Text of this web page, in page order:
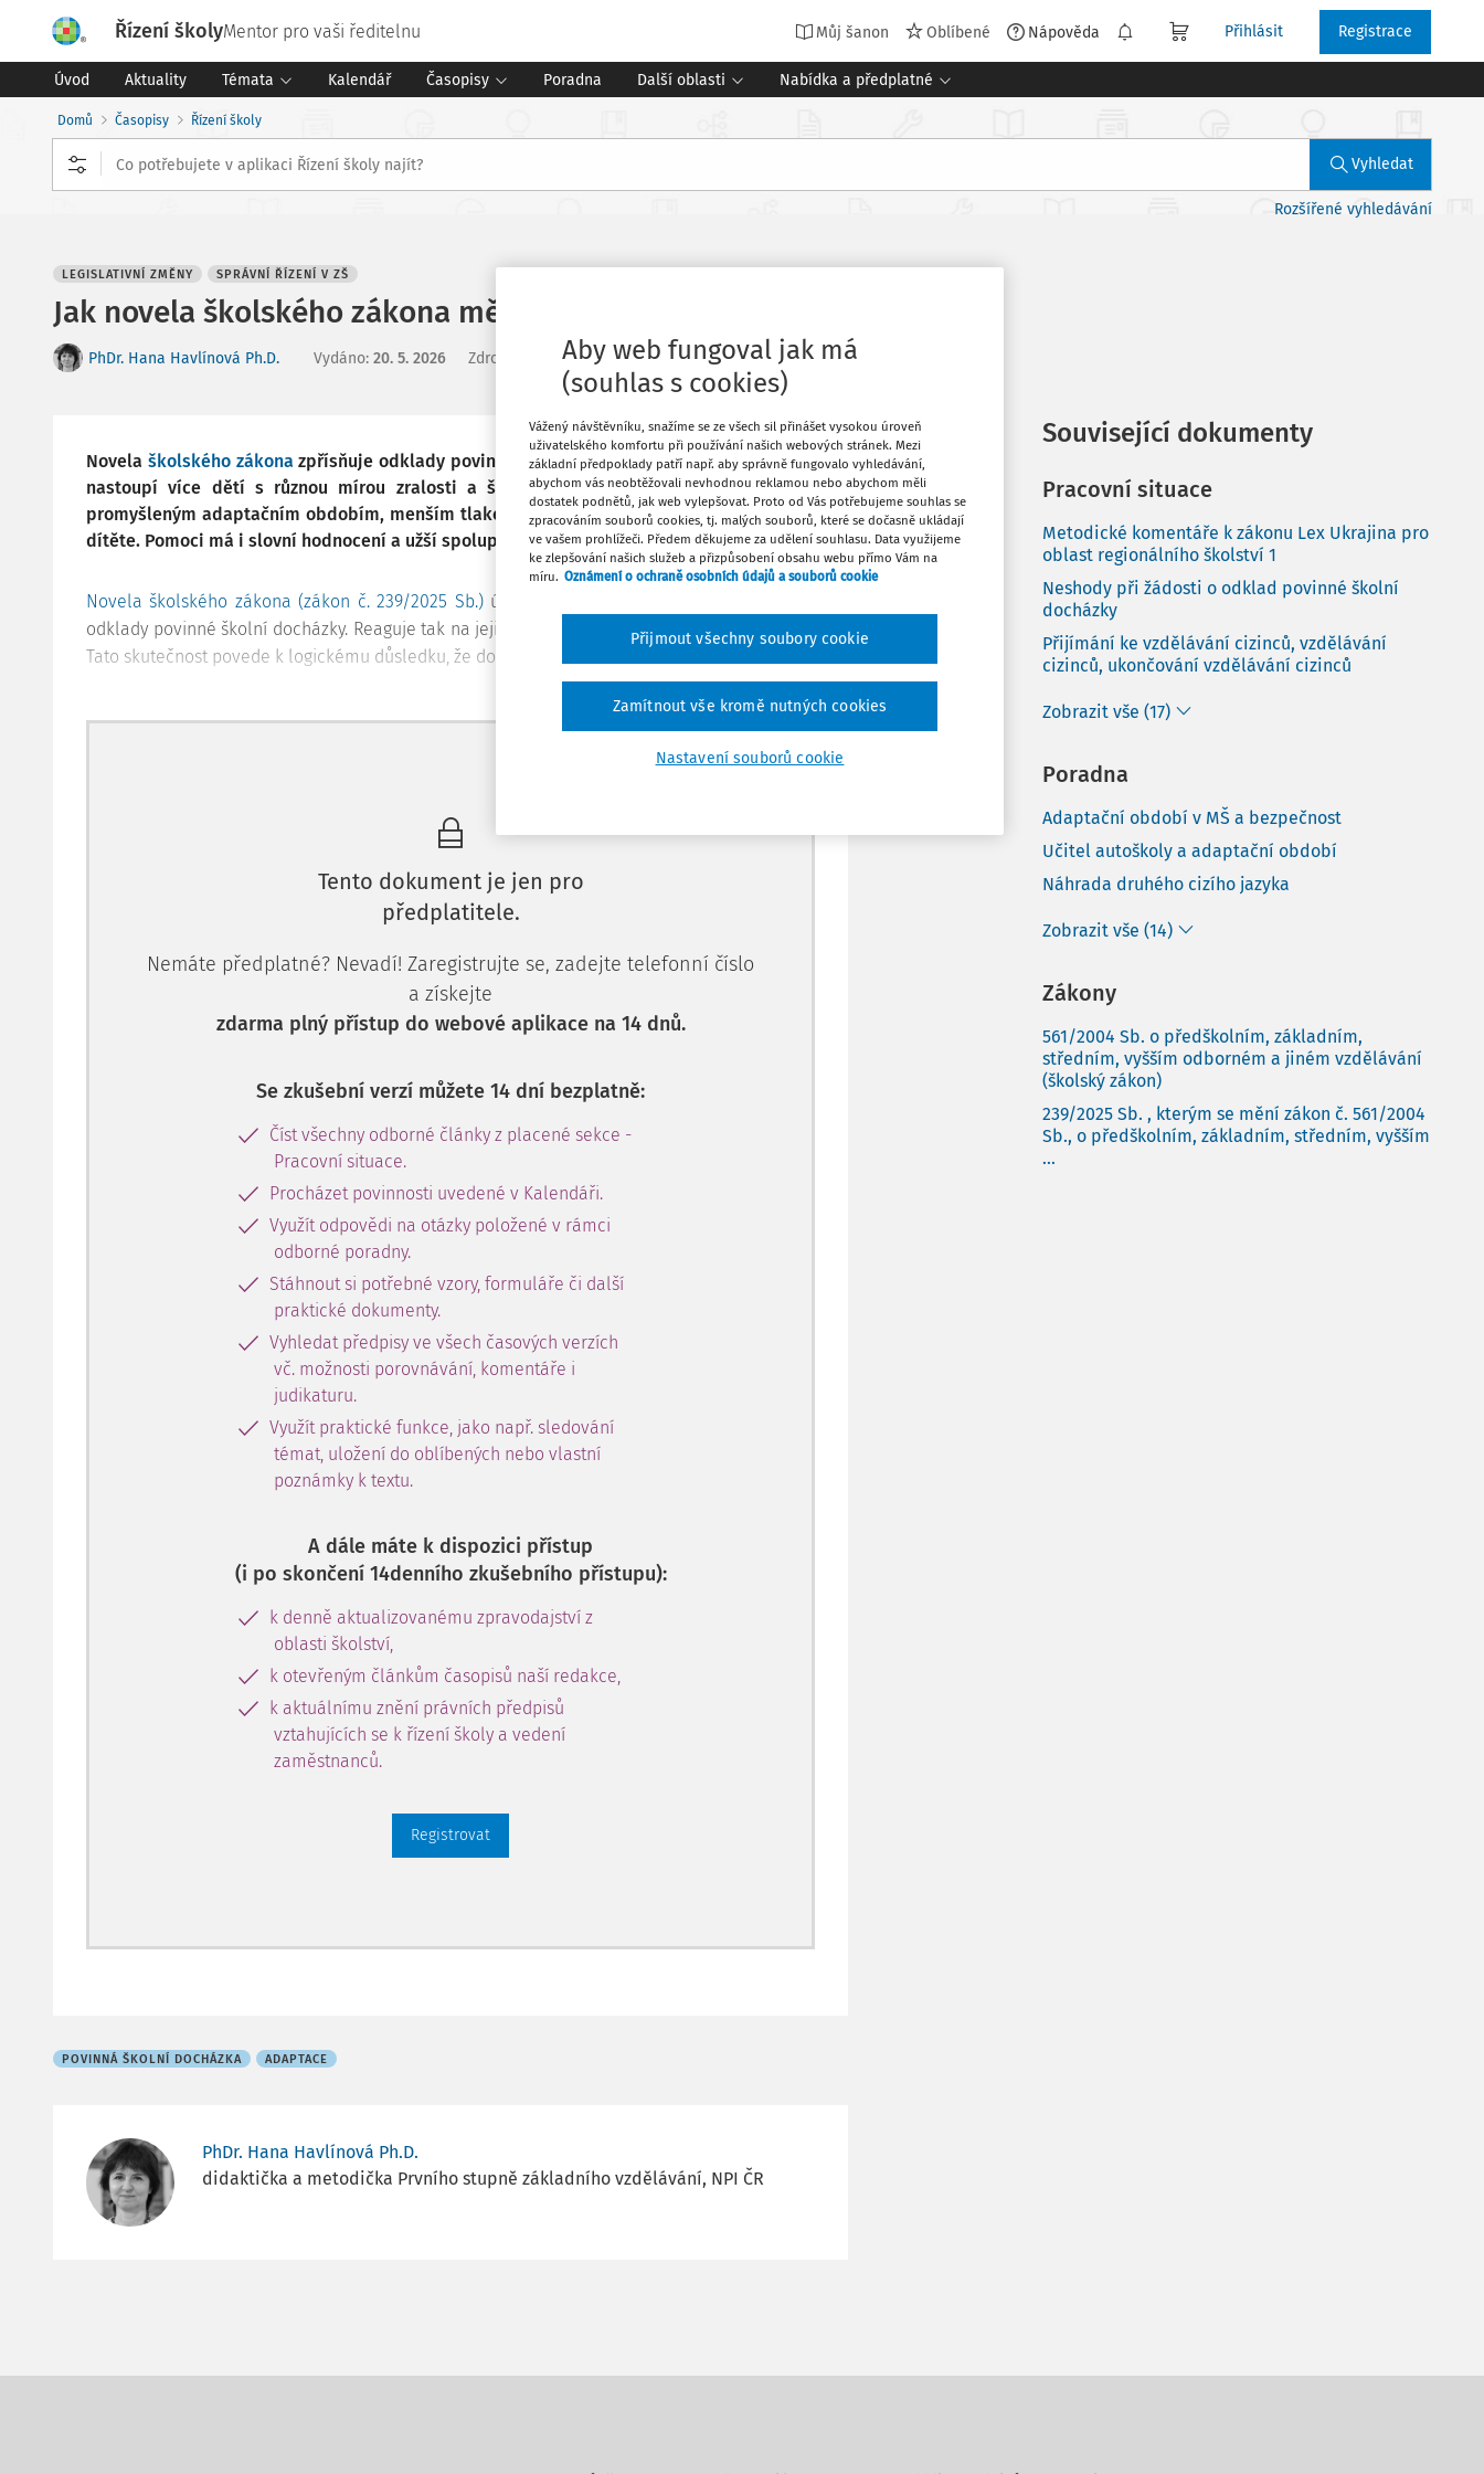
Řízení školyMentor pro vaši ředitelnu Můj šanon Oblíbené Nápověda Přihlásit Registrace
Úvod Aktuality Témata Kalendář Časopisy Poradna Další oblasti Nabídka a předplatné
Domů Časopisy Řízení školy
Vyhledat
Rozšířené vyhledávání
LEGISLATIVNÍ ZMĚNY SPRÁVNÍ ŘÍZENÍ V ZŠ
Jak novela školského zákona mění začátek školní docházky
PhDr. Hana Havlínová Ph.D. Vydáno: 20. 5. 2026 Zdroj Časopis Řízení školy Vydání:6/2026 8 minut čtení
Novela školského zákona zpřísňuje odklady povinné školní docházky. Do prvních tříd tak
nastoupí více dětí s různou mírou zralosti a školy na to musejí reagovat citlivě –
promyšleným adaptačním obdobím, menším tlakem na výkon a větší podporou každého
dítěte. Pomoci má i slovní hodnocení a užší spolupráce s rodiči.
Novela školského zákona (zákon č. 239/2025 Sb.)účinná od 1. 9. 2025 mění podmínky pro
odklady povinné školní docházky. Reaguje tak na jejich dlouhodobě kritizovaný vysoký počet.
Tato skutečnost povede k logickému důsledku, že do 1. roč
Máte předplatné? Přihlaste se.
Tento dokument je jen pro
předplatitele.
Nemáte předplatné? Nevadí! Zaregistrujte se, zadejte telefonní číslo
a získejte
zdarma plný přístup do webové aplikace na 14 dnů.
Se zkušební verzí můžete 14 dní bezplatně:
Číst všechny odborné články z placené sekce -
Pracovní situace.
Procházet povinnosti uvedené v Kalendáři.
Využít odpovědi na otázky položené v rámci
odborné poradny.
Stáhnout si potřebné vzory, formuláře či další
praktické dokumenty.
Vyhledat předpisy ve všech časových verzích
vč. možnosti porovnávání, komentáře i
judikaturu.
Využít praktické funkce, jako např. sledování
témat, uložení do oblíbených nebo vlastní
poznámky k textu.
A dále máte k dispozici přístup
(i po skončení 14denního zkušebního přístupu):
k denně aktualizovanému zpravodajství z
oblasti školství,
k otevřeným článkům časopisů naší redakce,
k aktuálnímu znění právních předpisů
vztahujících se k řízení školy a vedení
zaměstnanců.
Registrovat
POVINNÁ ŠKOLNÍ DOCHÁZKA ADAPTACE
PhDr. Hana Havlínová Ph.D.
didaktička a metodička Prvního stupně základního vzdělávání, NPI ČR
Oblíbené
Stáhnout
Související dokumenty
Pracovní situace
Metodické komentáře k zákonu Lex Ukrajina pro
oblast regionálního školství 1
Neshody při žádosti o odklad povinné školní
docházky
Přijímání ke vzdělávání cizinců, vzdělávání
cizinců, ukončování vzdělávání cizinců
Zobrazit vše (17)
Poradna
Adaptační období v MŠ a bezpečnost
Učitel autoškoly a adaptační období
Náhrada druhého cizího jazyka
Zobrazit vše (14)
Zákony
561/2004 Sb. o předškolním, základním,
středním, vyšším odborném a jiném vzdělávání
(školský zákon)
239/2025 Sb. , kterým se mění zákon č. 561/2004
Sb., o předškolním, základním, středním, vyšším
...
Aby web fungoval jak má
(souhlas s cookies)
Vážený návštěvníku, snažíme se ze všech sil přinášet vysokou úroveň
uživatelského komfortu při používání našich webových stránek. Mezi
základní předpoklady patří např. aby správně fungovalo vyhledávání,
abychom vás neobtěžovali nevhodnou reklamou nebo abychom měli
dostatek podnětů, jak web vylepšovat. Proto od Vás potřebujeme souhlas se
zpracováním souborů cookies, tj. malých souborů, které se dočasně ukládají
ve vašem prohlížeči. Předem děkujeme za udělení souhlasu. Data využijeme
ke zlepšování našich služeb a přizpůsobení obsahu webu přímo Vám na
míru. Oznámení o ochraně osobních údajů a souborů cookie
Nastavení souborů cookie
Zamítnout vše kromě nutných cookies
Přijmout všechny soubory cookie